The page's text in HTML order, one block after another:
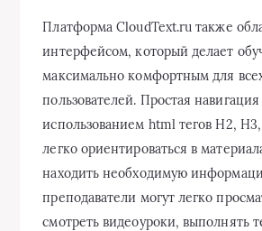
Платформа CloudText.ru также
интерфейсом, который делает
максимально комфортным для
пользователей. Простая
использованием html тегов H2,
легко ориентироваться в
находить необходимую
преподаватели могут легко
смотреть видеоуроки, выполнять